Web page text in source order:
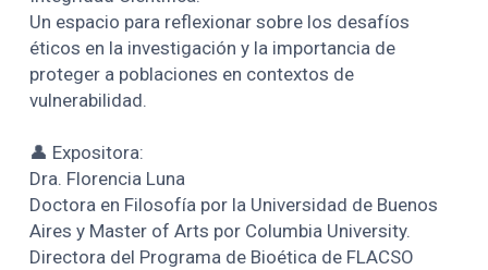
Un espacio para reflexionar sobre los desafíos
éticos en la investigación y la importancia de
proteger a poblaciones en contextos de
vulnerabilidad.
👤 Expositora:
Dra. Florencia Luna
Doctora en Filosofía por la Universidad de Buenos
Aires y Master of Arts por Columbia University.
Directora del Programa de Bioética de FLACSO